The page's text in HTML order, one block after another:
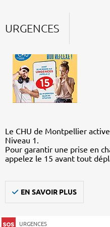
URGENCES
Le CHU de Montpellier
Niveau 1.
Pour garantir une prise en
appelez le 15 avant tout
EN SAVOIR PLUS
URGENCES